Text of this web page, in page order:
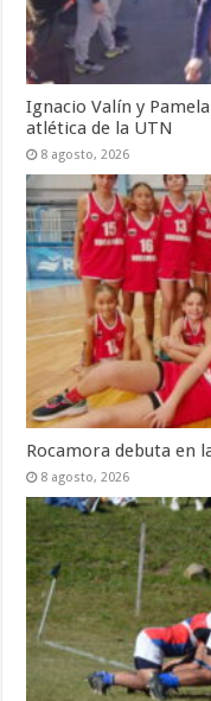
Ignacio Valín y
atlética de la UTN
8 agosto, 2026
Rocamora debuta en
8 agosto, 2026